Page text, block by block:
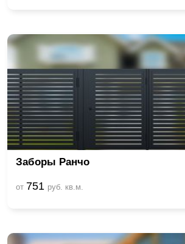
Заборы Ранчо
от 751 руб. кв.м.